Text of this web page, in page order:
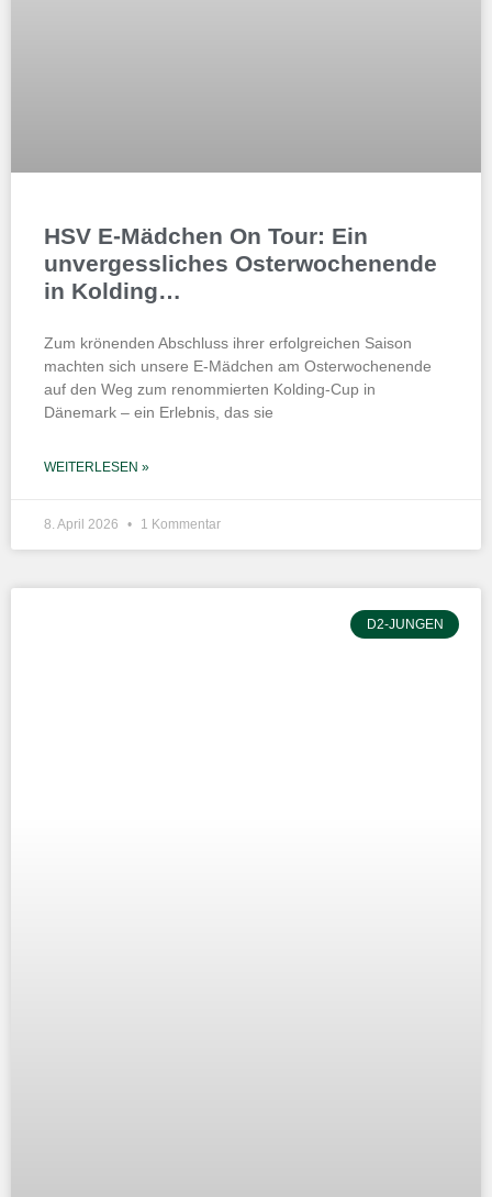
HSV E-Mädchen On Tour: Ein
unvergessliches Osterwochenende
in Kolding…
Zum krönenden Abschluss ihrer erfolgreichen Saison
machten sich unsere E-Mädchen am Osterwochenende
auf den Weg zum renommierten Kolding-Cup in
Dänemark – ein Erlebnis, das sie
WEITERLESEN »
8. April 2026 1 Kommentar
D2-JUNGEN